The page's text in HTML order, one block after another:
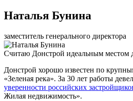
Наталья Бунина
заместитель генерального директора
Считаю Донстрой идеальным местом
Донстрой хорошо известен по
«Зеленая река». За 30 лет работы
уверенности российских
Жилая недвижимость».